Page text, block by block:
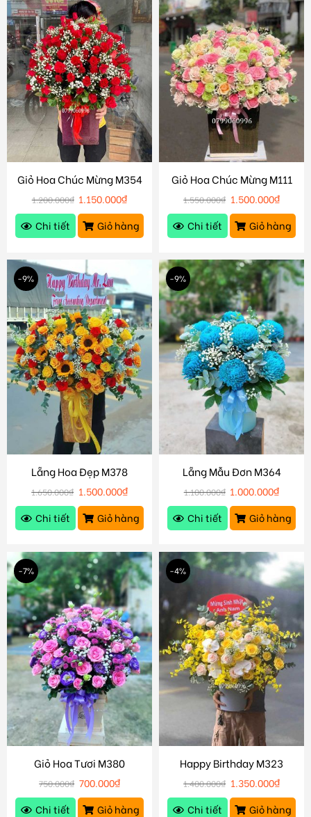
Giỏ Hoa Chúc Mừng M354
1.200.000₫ 1.150.000₫
Chi tiết
Giỏ hàng
Giỏ Hoa Chúc Mừng M111
1.550.000₫ 1.500.000₫
Chi tiết
Giỏ hàng
-9%
Lẵng Hoa Đẹp M378
1.650.000₫ 1.500.000₫
Chi tiết
Giỏ hàng
-9%
Lẵng Mẫu Đơn M364
1.100.000₫ 1.000.000₫
Chi tiết
Giỏ hàng
-7%
Giỏ Hoa Tươi M380
750.000₫ 700.000₫
Chi tiết
Giỏ hàng
-4%
Happy Birthday M323
1.400.000₫ 1.350.000₫
Chi tiết
Giỏ hàng